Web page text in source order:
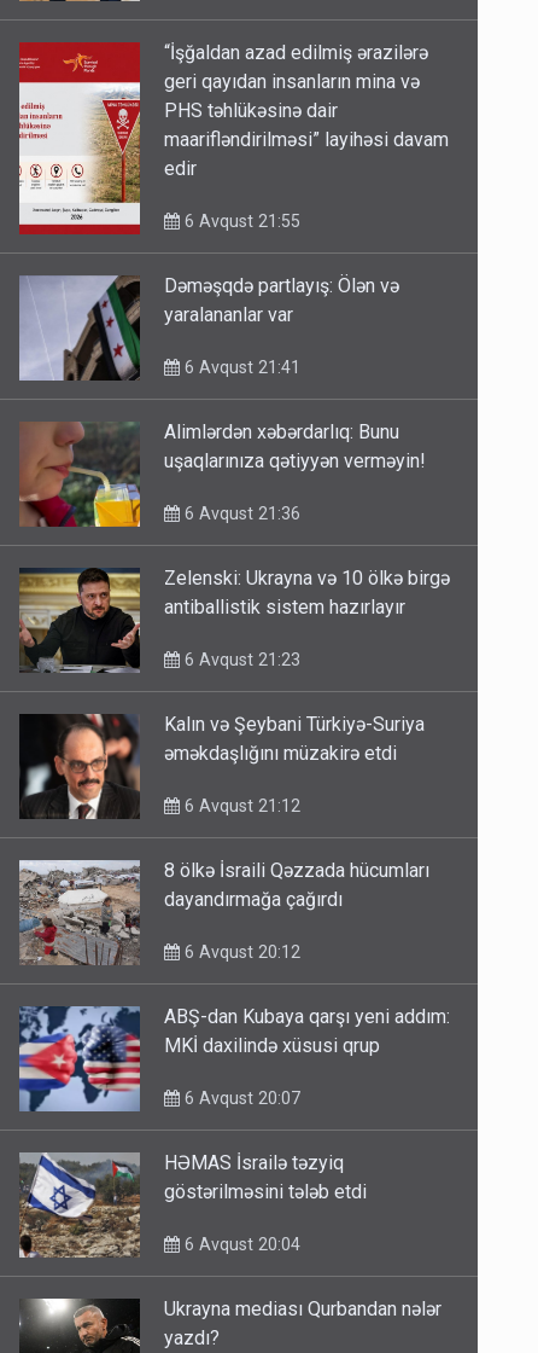
“İşğaldan azad edilmiş ərazilərə
geri qayıdan insanların mina və
PHS təhlükəsinə dair
maarifləndirilməsi” layihəsi davam
edir
6 Avqust 21:55
Dəməşqdə partlayış: Ölən və
yaralananlar var
6 Avqust 21:41
Alimlərdən xəbərdarlıq: Bunu
uşaqlarınıza qətiyyən verməyin!
6 Avqust 21:36
Zelenski: Ukrayna və 10 ölkə birgə
antiballistik sistem hazırlayır
6 Avqust 21:23
Kalın və Şeybani Türkiyə-Suriya
əməkdaşlığını müzakirə etdi
6 Avqust 21:12
8 ölkə İsraili Qəzzada hücumları
dayandırmağa çağırdı
6 Avqust 20:12
ABŞ-dan Kubaya qarşı yeni addım:
MKİ daxilində xüsusi qrup
6 Avqust 20:07
HƏMAS İsrailə təzyiq
göstərilməsini tələb etdi
6 Avqust 20:04
Ukrayna mediası Qurbandan nələr
yazdı?